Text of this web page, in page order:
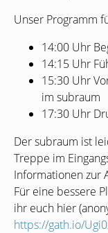
Unser Programm
14:00 Uhr
14:15 Uhr
15:30 Uhr
im subraum
17:30 Uhr
Der subraum ist
Treppe im
Informationen zur
Für eine bessere
ihr euch hier
https://gath.io/